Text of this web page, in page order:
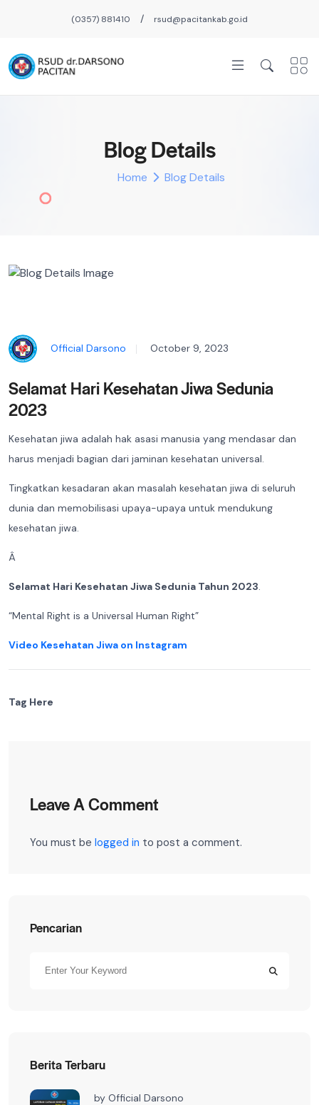
(0357) 881410 / rsud@pacitankab.go.id
Blog Details
Home Blog Details
Official Darsono October 9, 2023
Selamat Hari Kesehatan Jiwa Sedunia
2023
Kesehatan jiwa adalah hak asasi manusia yang mendasar dan
harus menjadi bagian dari jaminan kesehatan universal.
Tingkatkan kesadaran akan masalah kesehatan jiwa di seluruh
dunia dan memobilisasi upaya-upaya untuk mendukung
kesehatan jiwa.
Â
Selamat Hari Kesehatan Jiwa Sedunia Tahun 2023.
“Mental Right is a Universal Human Right”
Video Kesehatan Jiwa on Instagram
Tag Here
Leave A Comment
You must be logged in to post a comment.
Pencarian
Berita Terbaru
by Official Darsono